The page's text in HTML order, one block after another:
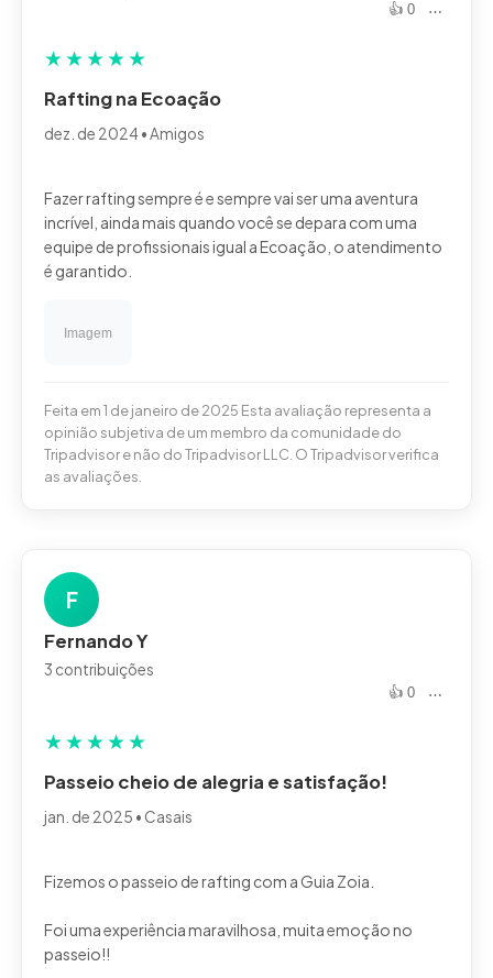
👍 0 ⋯
★★★★★
Rafting na Ecoação
dez. de 2024 • Amigos
Fazer rafting sempre é e sempre vai ser uma aventura
incrível, ainda mais quando você se depara com uma
equipe de profissionais igual a Ecoação, o atendimento
Feita em 1 de janeiro de 2025 Esta avaliação representa a
opinião subjetiva de um membro da comunidade do
Tripadvisor e não do Tripadvisor LLC. O Tripadvisor verifica
as avaliações.
F
Fernando Y
3 contribuições
👍 0 ⋯
★★★★★
Passeio cheio de alegria e satisfação!
jan. de 2025 • Casais
Fizemos o passeio de rafting com a Guia Zoia.
Foi uma experiência maravilhosa, muita emoção no
passeio!!